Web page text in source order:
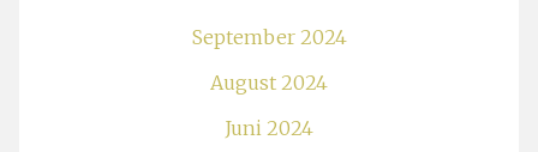
September 2024
August 2024
Juni 2024